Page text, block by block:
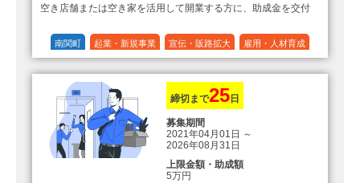
空き店舗または空き家を活用して開業する方に、助成金を交付
南関町 起業・新規事業 宣伝・販路拡大 雇用・人材育成
1/3 (33%)
締切まで25 日
募集期間
2021年04月01日 ～
2026年08月31日
上限金額・助成額
5万円